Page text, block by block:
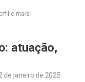
e mais!
atuação,
de janeiro de 2025